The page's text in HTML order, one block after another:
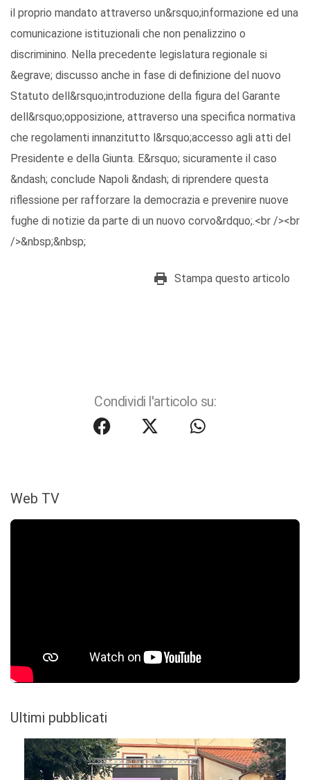
il proprio mandato attraverso un&rsquo;informazione ed una
comunicazione istituzionali che non penalizzino o
discriminino. Nella precedente legislatura regionale si
&egrave; discusso anche in fase di definizione del nuovo
Statuto dell&rsquo;introduzione della figura del Garante
dell&rsquo;opposizione, attraverso una specifica normativa
che regolamenti innanzitutto l&rsquo;accesso agli atti del
Presidente e della Giunta. E&rsquo; sicuramente il caso
&ndash; conclude Napoli &ndash; di riprendere questa
riflessione per rafforzare la democrazia e prevenire nuove
fughe di notizie da parte di un nuovo corvo&rdquo;.<br /><br
/>&nbsp;&nbsp;
Stampa questo articolo
Condividi l'articolo su:
Web TV
Ultimi pubblicati